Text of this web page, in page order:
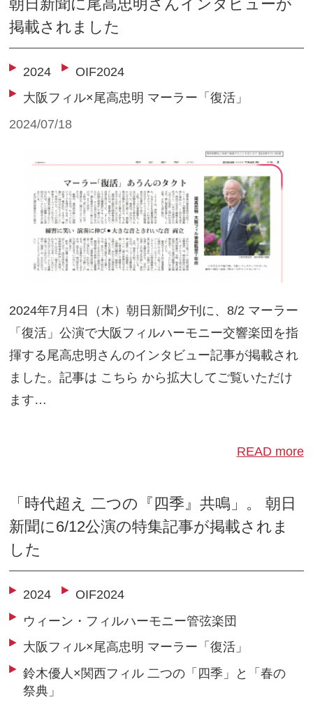
朝日新聞に尾高忠明さんインタビューが
掲載されました
2024
OIF2024
大阪フィル×尾高忠明 マーラー「復活」
2024/07/18
2024年7月4日（木）朝日新聞夕刊に、8/2 マーラー
「復活」公演で大阪フィルハーモニー交響楽団を指
揮する尾高忠明さんのインタビュー記事が掲載され
ました。記事は こちら から拡大してご覧いただけ
ます…
READ more
「時代超え 二つの『四季』共鳴」。 朝日
新聞に6/12公演の特集記事が掲載されま
した
2024
OIF2024
ウィーン・フィルハーモニー管弦楽団
大阪フィル×尾高忠明 マーラー「復活」
鈴木優人×関西フィル 二つの「四季」と「春の
祭典」